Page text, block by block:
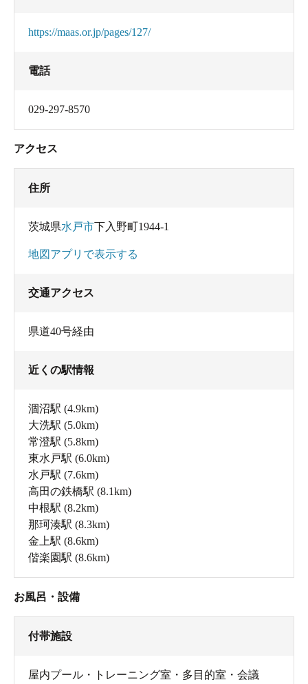
https://maas.or.jp/pages/127/
電話
029-297-8570
アクセス
住所
茨城県水戸市下入野町1944-1
地図アプリで表示する
交通アクセス
県道40号経由
近くの駅情報
涸沼駅 (4.9km)
大洗駅 (5.0km)
常澄駅 (5.8km)
東水戸駅 (6.0km)
水戸駅 (7.6km)
高田の鉄橋駅 (8.1km)
中根駅 (8.2km)
那珂湊駅 (8.3km)
金上駅 (8.6km)
偕楽園駅 (8.6km)
お風呂・設備
付帯施設
屋内プール・トレーニング室・多目的室・会議